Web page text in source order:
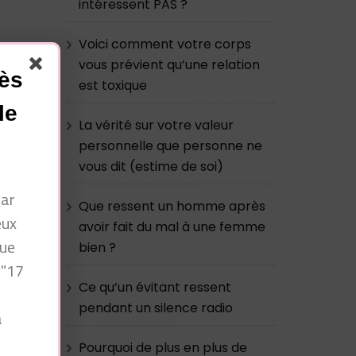
intéressent PAS ?
Voici comment votre corps
vous prévient qu’une relation
est toxique
La vérité sur votre valeur
personnelle que personne ne
vous dit (estime de soi)
Que ressent un homme après
avoir fait du mal à une femme
bien ?
Ce qu’un évitant ressent
pendant un silence radio
Pourquoi de plus en plus de